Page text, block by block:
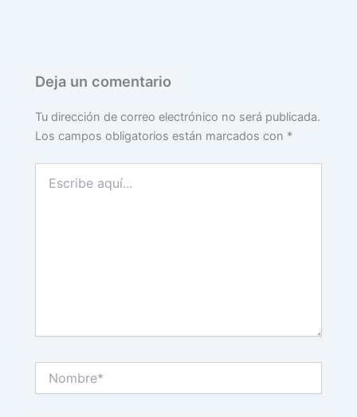
Deja un comentario
Tu dirección de correo electrónico no será publicada.
Los campos obligatorios están marcados con *
aquí...